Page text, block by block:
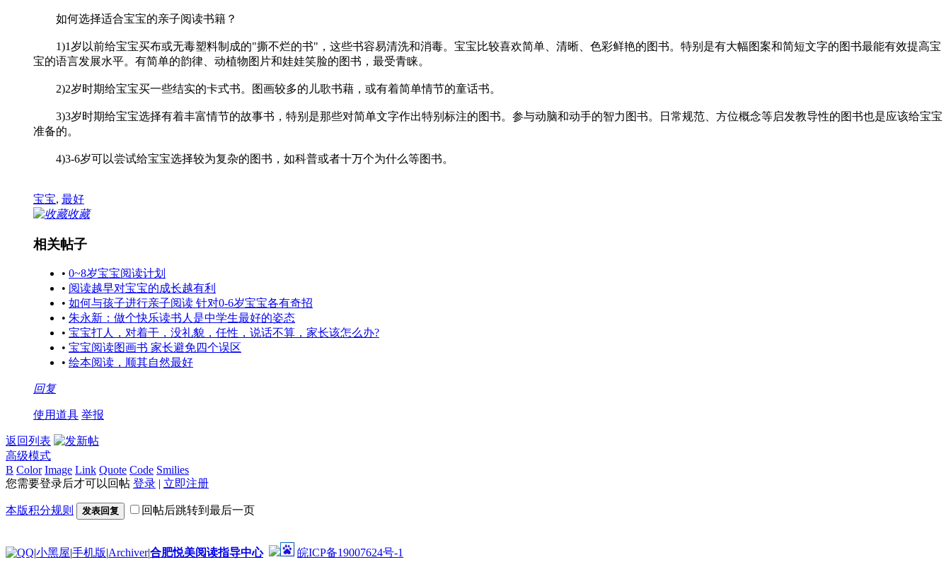
如何选择适合宝宝的亲子阅读书籍？
1)1岁以前给宝宝买布或无毒塑料制成的"撕不烂的书"，这些书容易清洗和消毒。宝宝比较喜欢简单、清晰、色彩鲜艳的图书。特别是有大幅图案和简短文字的图书最能有效提高宝
宝的语言发展水平。有简单的韵律、动植物图片和娃娃笑脸的图书，最受青睐。
2)2岁时期给宝宝买一些结实的卡式书。图画较多的儿歌书藉，或有着简单情节的童话书。
3)3岁时期给宝宝选择有着丰富情节的故事书，特别是那些对简单文字作出特别标注的图书。参与动脑和动手的智力图书。日常规范、方位概念等启发教导性的图书也是应该给宝宝
准备的。
4)3-6岁可以尝试给宝宝选择较为复杂的图书，如科普或者十万个为什么等图书。
宝宝, 最好
收藏
相关帖子
• 0~8岁宝宝阅读计划
• 阅读越早对宝宝的成长越有利
• 如何与孩子进行亲子阅读 针对0-6岁宝宝各有奇招
• 朱永新：做个快乐读书人是中学生最好的姿态
• 宝宝打人，对着干，没礼貌，任性，说话不算，家长该怎么办?
• 宝宝阅读图画书 家长避免四个误区
• 绘本阅读，顺其自然最好
回复
使用道具 举报
返回列表
高级模式
B Color Image Link Quote Code Smilies
您需要登录后才可以回帖 登录 | 立即注册
本版积分规则 发表回复 回帖后跳转到最后一页
|小黑屋|手机版|Archiver|合肥悦美阅读指导中心 皖ICP备19007624号-1